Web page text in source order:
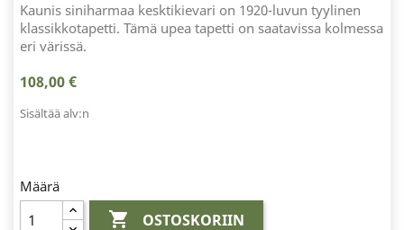
Kaunis siniharmaa kesktikievari on 1920-luvun tyylinen
klassikkotapetti. Tämä upea tapetti on saatavissa kolmessa
eri värissä.
108,00 €
Sisältää alv:n
Määrä
 OSTOSKORIIN